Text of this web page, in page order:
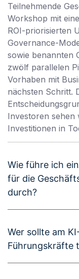
Teilnehmende
Workshop mit
ROI-priorisierten
Governance-
sowie benannten
zwölf parallelen
Vorhaben mit
nächsten Schritt.
Investoren sehen
Investitionen in
Wie führe ich
für die
durch?
Wer sollte am
Führungskräfte